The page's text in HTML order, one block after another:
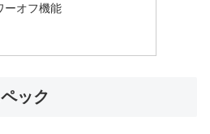
ーオフ機能
ック